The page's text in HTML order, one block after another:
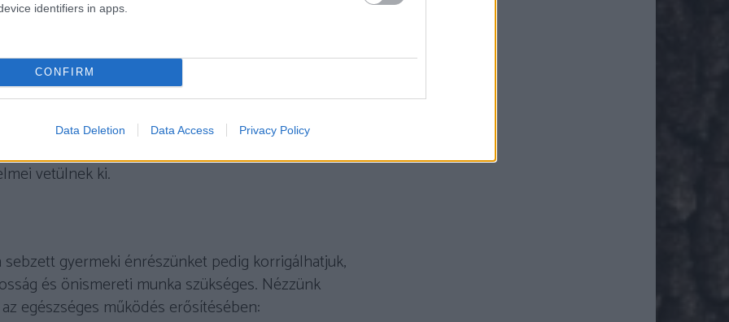
identifiers in apps.
CONFIRM
Data Deletion Data Access Privacy Policy
ha sebzett gyermeki énünk választja
olyan helyzetekbe irányít minket, ahol
Ez az ismerősségérzés teszi fel ránk a
amiből sejtheted, hogy sémakémia van a
ismernél, nagyon vonzónak, vagy épp
érzések jelennek meg egy szinte idegen,
egy sémával átszínezett helyzetről van szó,
vetülnek ki.
gyermeki énrészünket pedig korrigálhatjuk,
és önismereti munka szükséges. Nézzünk
egészséges működés erősítésében: